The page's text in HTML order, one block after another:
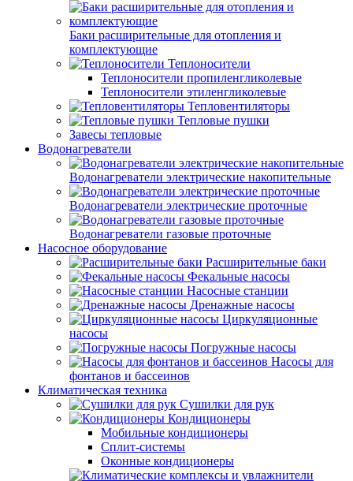
Баки расширительные для отопления и
комплектующие
Теплоносители
Теплоносители пропиленгликолевые
Теплоносители этиленгликолевые
Тепловентиляторы
Тепловые пушки
Завесы тепловые
Водонагреватели
Водонагреватели электрические накопительные
Водонагреватели электрические проточные
Водонагреватели газовые проточные
Насосное оборудование
Расширительные баки
Фекальные насосы
Насосные станции
Дренажные насосы
Циркуляционные
насосы
Погружные насосы
Насосы для
фонтанов и бассеинов
Климатическая техника
Сушилки для рук
Кондиционеры
Мобильные кондиционеры
Сплит-системы
Оконные кондиционеры